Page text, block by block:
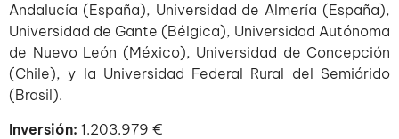
Andalucía (España), Universidad de Almería (España),
Universidad de Gante (Bélgica), Universidad Autónoma
de Nuevo León (México), Universidad de Concepción
(Chile), y la Universidad Federal Rural del Semiárido
(Brasil).
Inversión: 1.203.979 €